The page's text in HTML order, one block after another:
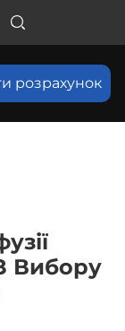
розрахунок
Вибору